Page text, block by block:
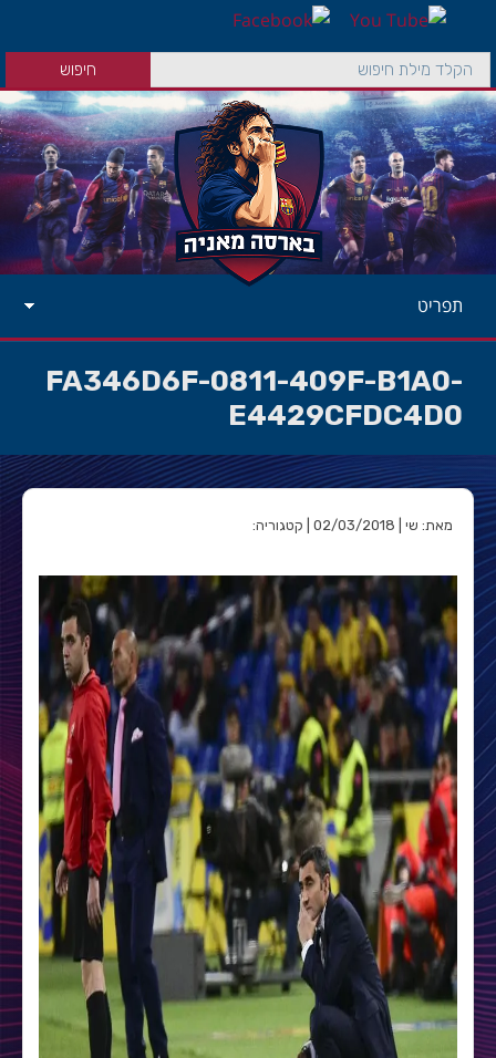
תפריט
FA346D6F-0811-409F-B1A0-
E4429CFDC4D0
מאת: שי | 02/03/2018 | קטגוריה: